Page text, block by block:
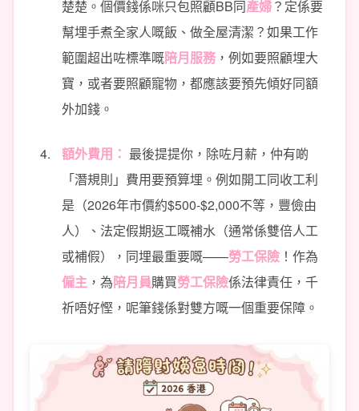
楚楚。個價錢係咪只包照顧BB同產婦？定係要
幫埋手煮全家人嘅飯、做全屋清潔？如果工作
範圍超出咗標準嘅陪月服務 ，例如要照顧埋大
寶，或者要照顧寵物，都應該要預先傾好同額
外加錢。
額外費用： 最後提提你，除咗月薪，仲有啲
「潛規則」費用要預算埋。例如開工同收工利
是（2026年市價約$500-$2,000不等，豐儉由
人）、法定假期返工嘅補水（通常係雙倍人工
或補假），同埋最重要嘅——勞工保險 ！作為
僱主 ，為陪月員購買勞工保險係法律責任，千
祈唔好慳，呢筆錢係對雙方嘅一個重要保障。